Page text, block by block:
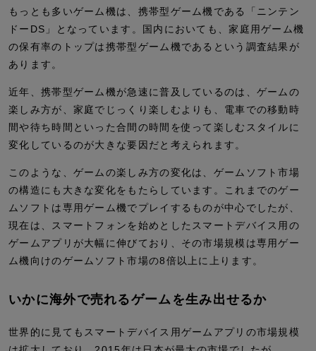
もっとも多いゲーム機は、携帯型ゲーム機である「ニンテン
ドーDS」となっています。国内においても、家庭用ゲーム機
の保有率のトップは携帯型ゲーム機であるという調査結果が
あります。
近年、携帯型ゲーム機が急速に普及しているのは、ゲームの
楽しみ方が、家庭でじっくり楽しむよりも、電車での移動時
間や待ち時間といった合間の時間を使って楽しむスタイルに
変化しているのが大きな要因だと考えられます。
このような、ゲームの楽しみ方の変化は、ゲームソフト市場
の構造にも大きな変化をもたらしています。これまでのゲー
ムソフトは専用ゲーム機でプレイするものが中心でしたが、
現在は、スマートフォンを始めとしたスマートデバイス用の
ゲームアプリが大幅に伸びており、その市場規模は専用ゲー
ム機向けのゲームソフト市場の8倍以上に上ります。
いかに海外で売れるゲームを生み出せるか
世界的に見てもスマートデバイス用ゲームアプリの市場規模